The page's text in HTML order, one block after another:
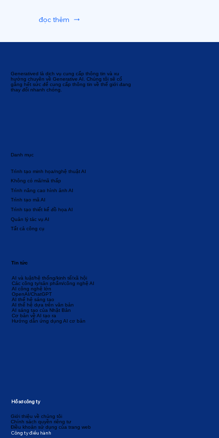
Generatived là dịch vụ cung cấp thông tin và xu
hướng chuyên về Generative AI. Chúng tôi sẽ cố
gắng hết sức để cung cấp thông tin về thế giới đang
thay đổi nhanh chóng.
Danh mục
Tất cả công cụ
Quản lý tác vụ AI
Trình tạo thiết kế đồ họa AI
Không có mã/mã thấp
Trình tạo mã AI
Trình nâng cao hình ảnh AI
Trình tạo minh họa/nghệ thuật AI
AI và luật/hệ thống/kinh tế/xã hội
Các công ty/sản phẩm/công nghệ AI
AI công nghệ lớn
OpenAI/ChatGPT
AI thế hệ sáng tạo
AI thế hệ dựa trên văn bản
AI sáng tạo của Nhật Bản
Cơ bản về AI tạo ra
Hướng dẫn ứng dụng AI cơ bản
Tin tức
Giới thiệu về chúng tôi
Chính sách quyền riêng tư
Điều khoản sử dụng của trang web
Công ty điều hành
Hồ sơ công ty
đọc thêm